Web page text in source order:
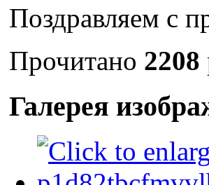
Поздравляем с
Прочитано 2208
Галерея